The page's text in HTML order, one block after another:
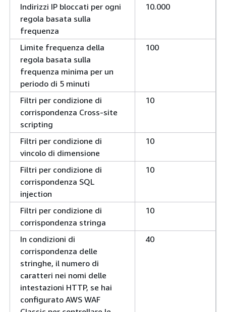
Indirizzi IP bloccati per ogni
regola basata sulla
frequenza
10.000
Limite frequenza della
regola basata sulla
frequenza minima per un
periodo di 5 minuti
100
Filtri per condizione di
corrispondenza Cross-site
scripting
10
Filtri per condizione di
vincolo di dimensione
10
Filtri per condizione di
corrispondenza SQL
injection
10
Filtri per condizione di
corrispondenza stringa
10
In condizioni di
corrispondenza delle
stringhe, il numero di
caratteri nei nomi delle
intestazioni HTTP, se hai
configurato AWS WAF
40